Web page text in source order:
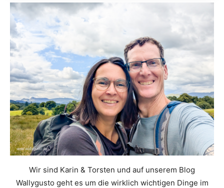
Wir sind Karin & Torsten und auf unserem Blog
Wallygusto geht es um die wirklich wichtigen Dinge im